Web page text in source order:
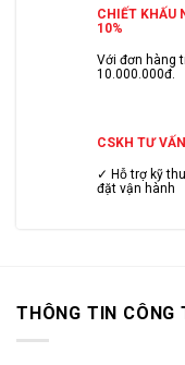
CHIẾT KHẤU
10%
Với đơn hàng
10.000.000đ.
CSKH TƯ
✓ Hỗ trợ kỹ
đặt vận hành
THÔNG TIN CÔNG